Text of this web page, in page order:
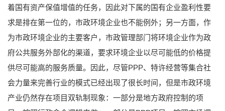
着国有资产保值增值的任务，因此对下属的国有企业盈利性要
求是排在第一位的，市政环境企业也不能例外；另一方面，作
为市政环境企业的主要客户，市政管理部门将环境企业作为政
府公共服务外部化的渠道，要求环境企业以尽可能低的价格提
供尽可能高的服务质量。因此，尽管PPP、特许经营等集合社
会力量来完善行业的模式已经出现了很长时间，但是市政环境
产业仍然存在项目双轨制现象：一部分是地方政府控制的项